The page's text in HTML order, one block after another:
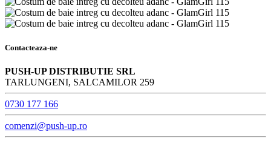
Contacteaza-ne
PUSH-UP DISTRIBUTIE SRL
TARLUNGENI, SALCAMILOR 259
0730 177 166
comenzi@push-up.ro